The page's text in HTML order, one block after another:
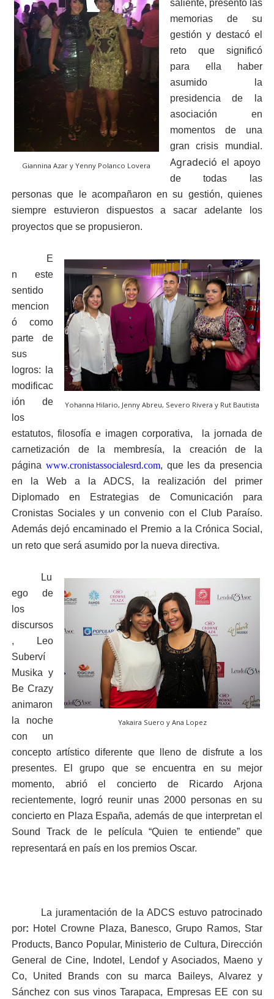
Giannina Azar y Yenny Polanco Lovera
saliente, presentó las
memorias de su
gestión y destacó el
reto que significó
para ella haber
asumido la
presidencia de la
asociación en
momentos de una
gran crisis mundial.
Agradeció el apoyo
de todas las
personas que le acompañaron en su gestión, quienes
siempre estuvieron dispuestos a sacar adelante los
proyectos que se propusieron.
Yohanna Hilario, Jenny Abreu, Severo Rivera y Rut Bautista
E
n este
sentido
mencion
ó como
parte de
sus
logros: la
modificac
ión de
los
estatutos, filosofía e imagen corporativa, la jornada de
carnetización de la membresía, la creación de la
página www.cronistassocialesrd.com, que les da presencia
en la Web a la ADCS, la realización del primer
Diplomado en Estrategias de Comunicación para
Cronistas Sociales y un convenio con el Club Paraíso.
Además dejó encaminado el Premio a la Crónica Social,
un reto que será asumido por la nueva directiva.
Yakaira Suero y Ana Lopez
Lu
ego de
los
discursos
, Leo
Suberví
Musika y
Be Crazy
animaron
la noche
con un
concepto artístico diferente que lleno de disfrute a los
presentes. El grupo que se encuentra en su mejor
momento, abrió el concierto de Ricardo Arjona
recientemente, logró reunir unas 2000 personas en su
concierto en Plaza España, además de que interpretan el
Sound Track de le película “Quien te entiende” que
representará en país en los premios Oscar.
La juramentación de la ADCS estuvo patrocinado
por: Hotel Crowne Plaza, Banesco, Grupo Ramos, Star
Products, Banco Popular, Ministerio de Cultura, Dirección
General de Cine, Indotel,
Lendof y Asociados, Maeno y
Co, United Brands con su marca Baileys, Alvarez y
Sánchez con sus vinos Tarapaca, Empresas EE con su